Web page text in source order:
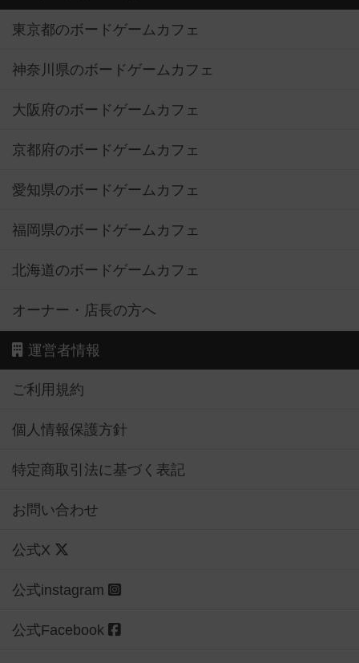
東京都のボードゲームカフェ
神奈川県のボードゲームカフェ
大阪府のボードゲームカフェ
京都府のボードゲームカフェ
愛知県のボードゲームカフェ
福岡県のボードゲームカフェ
北海道のボードゲームカフェ
オーナー・店長の方へ
運営者情報
ご利用規約
個人情報保護方針
特定商取引法に基づく表記
お問い合わせ
公式X
公式instagram
公式Facebook